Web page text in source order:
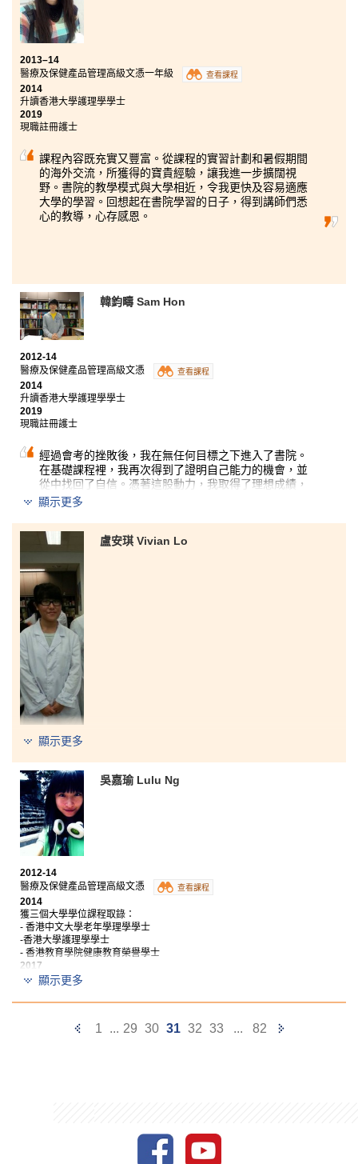
公開考試後，我報讀了書院的醫療及保健產品管理高級
文憑課程，展開了兩年的書院生活。這個課程讓我接觸
生理學及藥物學，讓我找到自己的興趣並為升學及工作
都奠定了扎實的根基。書院的講師都對教學充滿熱忱，
課堂後都樂於解答我們的疑難。除了學術以外，書院生
活十分充實，包括到不同的機構實習和參與社區服務。
兩年的書院生活後，亦到了另一個新開始，投入大學的
2013–14
醫療及保健產品管理高級文憑一年級
查看課程
2014
升讀香港大學護理學學士
2019
現職註冊護士
課程內容既充實又豐富。從課程的實習計劃和暑假期間
的海外交流，所獲得的寶貴經驗，讓我進一步擴闊視
野。書院的教學模式與大學相近，令我更快及容易適應
大學的學習。回想起在書院學習的日子，得到講師們悉
心的教導，心存感恩。
韓鈞疇 Sam Hon
2012-14
醫療及保健產品管理高級文憑
查看課程
2014
升讀香港大學護理學學士
2019
現職註冊護士
經過會考的挫敗後，我在無任何目標之下進入了書院。
在基礎課程裡，我再次得到了證明自己能力的機會，並
從中找回了自信。憑著這股動力，我取得了理想成績，
最後獲港大護理系取錄。課程既重視學習理論，我亦學
導是我成功的最大原因。對我來說，報讀這個課程是我
一生中最明智的選擇。
顯示更多
盧安琪 Vivian Lo
2012-14
2014
升讀香港大學護理學學士
2019
現職註冊護士
雖然我的公開考試成績不太理想，但書院給我一個成為
大學生的新機會。我十分慶幸兩年前選擇就讀醫療及保
健產品管理高級文憑，使我獲益良多。除了不同的醫療
知識及實習機會外，我在學校認識了一群志同道合的好
朋友，一起為前途奮鬥。另外，學校的老師就如我們的
良師益友，為學生們著想，除課堂知識外，亦樂於為你
解答不同的疑難。學校亦設有學生發展資源中心，中心
的學生輔導主任們為學生的前路提供了不同的輔導及協
助，使我更能認清自己，為前路繼續打拼。
顯示更多
吳嘉瑜 Lulu Ng
2012-14
醫療及保健產品管理高級文憑
查看課程
2014
獲三個大學學位課程取錄：
- 香港中文大學老年學理學學士
-香港大學護理學學士
- 香港教育學院健康教育榮譽學士
2017
升讀香港理工大學職業治療學碩士課程
現職註冊職業治療師
在書院讀書是一個正確的選擇，給我升上大學的機會，
顯示更多
Previous
1 ... 29 30 31 32 33 ... 82